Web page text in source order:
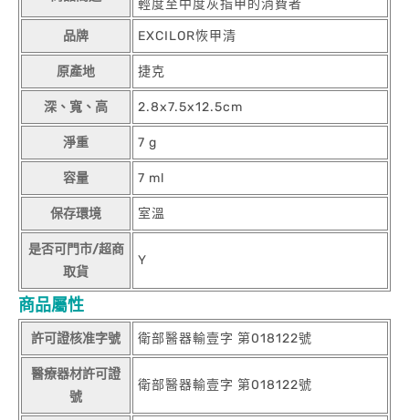
輕度至中度灰指甲的消費者
品牌 EXCILOR恢甲清
原產地 捷克
深、寬、高 2.8x7.5x12.5cm
淨重 7 g
容量 7 ml
保存環境 室溫
是否可門市/超商
取貨
Y
商品屬性
許可證核准字號 衛部醫器輸壹字 第018122號
醫療器材許可證
號
衛部醫器輸壹字 第018122號